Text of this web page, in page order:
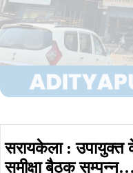
सरायकेला : उपायुक्त के
समीक्षा बैठक सम्पन्न…